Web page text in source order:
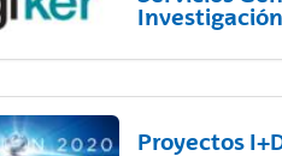
Investigación
Proyectos